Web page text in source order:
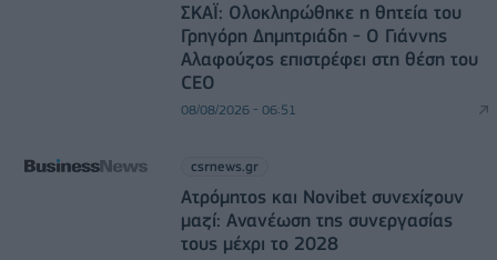
ΣΚΑΪ: Ολοκληρώθηκε η θητεία του
Γρηγόρη Δημητριάδη - Ο Γιάννης
Αλαφούζος επιστρέφει στη θέση του
CEO
08/08/2026 - 06:51
csrnews.gr
Ατρόμητος και Novibet συνεχίζουν
μαζί: Ανανέωση της συνεργασίας
τους μέχρι το 2028